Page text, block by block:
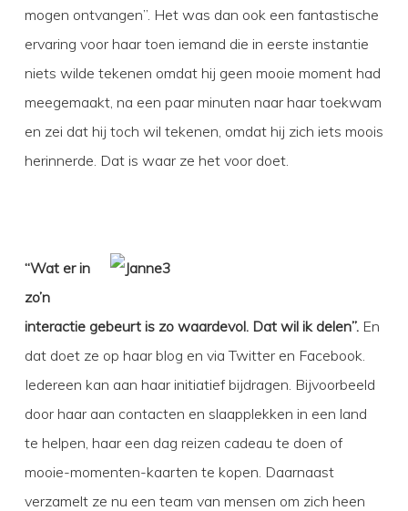
mogen ontvangen”. Het was dan ook een fantastische
ervaring voor haar toen iemand die in eerste instantie
niets wilde tekenen omdat hij geen mooie moment had
meegemaakt, na een paar minuten naar haar toekwam
en zei dat hij toch wil tekenen, omdat hij zich iets moois
herinnerde. Dat is waar ze het voor doet.
“Wat er in
zo’n
interactie gebeurt is zo waardevol. Dat wil ik delen”. En
dat doet ze op haar blog en via Twitter en Facebook.
Iedereen kan aan haar initiatief bijdragen. Bijvoorbeeld
door haar aan contacten en slaapplekken in een land
te helpen, haar een dag reizen cadeau te doen of
mooie-momenten-kaarten te kopen. Daarnaast
verzamelt ze nu een team van mensen om zich heen